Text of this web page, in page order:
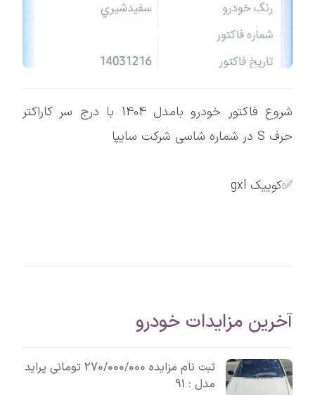
شروع فاکتور خودرو بامدل 1404 با درج سر کاراکتر
حرف S در شماره شاسی شرکت سایپا
✅کوییک gxl
آخرین مزایدات خودرو
ثبت نام مزایده 270/000/000 تومانی پراید
مدل : 91